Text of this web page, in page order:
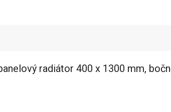
radiátor 400 x 1300 mm,